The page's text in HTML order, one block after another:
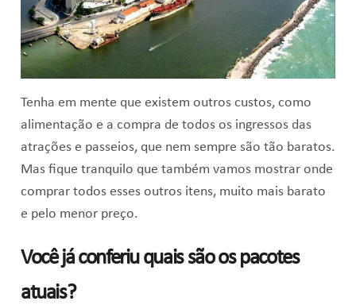
Tenha em mente que existem outros custos, como
alimentação e a compra de todos os ingressos das
atrações e passeios, que nem sempre são tão baratos.
Mas fique tranquilo que também vamos mostrar onde
comprar todos esses outros itens, muito mais barato
e pelo menor preço.
Você já conferiu quais são os pacotes
atuais?